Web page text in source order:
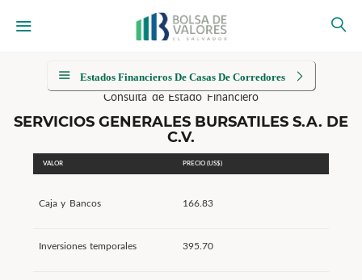
Estados Financieros De Casas De Corredores
Consulta de Estado Financiero
SERVICIOS GENERALES BURSATILES S.A. DE
C.V.
VALOR PRECIO (US$)
Caja y Bancos 166.83
Inversiones temporales 395.70